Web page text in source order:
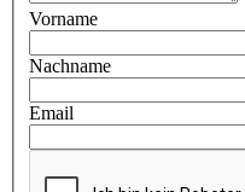
Vorname
Nachname
Email